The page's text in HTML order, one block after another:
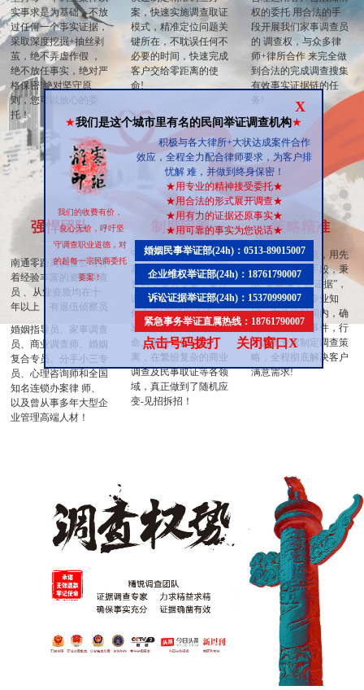
实事求是为基础，不放
过任何一个事实证据，
采取深度挖掘+抽丝剥
茧，绝不弄虚作假 ，
绝不放任事实，绝对严
格保密!绝对坚守原
则，您可以放心的委
托！
案，快速实施调查取证
模式，精准定位问题关
键所在，不耽误任何不
必要的时间，快速完成
客户交给零距离的使
命!
权的委托 用合法的手
段开展我们家事调查员
的 调查权，与众多律
师+律所合作 来完全做
到合法的完成调查搜集
有效事实证据链的任
务!
强悍团队
南通零距离调查公司有
着经验丰富的资深调查
员 、从业资质均在十
年以上，有退伍侦察员
婚姻指导员、家事调查
员、商业调查师、婚姻
复合专员、分手小三专
员、心理咨询师和全国
知名连锁办案律 师、
以及曾从事多年大型企
业管理高端人材！
制度完善
守口如瓶，永不泄密。
高度保密 每一个客户
资料，专人专案，案件
调查结束后-绝不留任
何存档!用证据说话，
靠细节取胜、以专业立
命。南通侦探-零距
离，在繁纷复杂的商业
调查及民事取证等各领
域，真正做到了随机应
变-见招拆招！
策略精准
调查与搜集证据，用先
进的科学调查手段，秉
承”重事实，讲证据”，
举证标准详细专业知
识。在快速时间内，确
定问题或怀疑事件，行
动调查专家制定调查策
略，全程彻底解决客户
满意需求!
X
★我们是这个城市里有名的民间举证调查机构★
我们的收费有价，
良心无价，呼吁坚
守调查职业道德，对
的起每一宗民商委托
要案！
积极与各大律所+大状达成案件合作
效应，全程全力配合律师要求，为客户排
忧解 难，并做到终身保密！
★用专业的精神接受委托★
★用合法的形式展开调查★
★用有力的证据还原事实★
★用可靠的事实为您说话★
婚姻民事举证部(24h)：0513-89015007
企业维权举证部(24h)：18761790007
诉讼证据举证部(24h)：15370999007
紧急事务举证直属热线：18761790007
点击号码拨打 关闭窗口X